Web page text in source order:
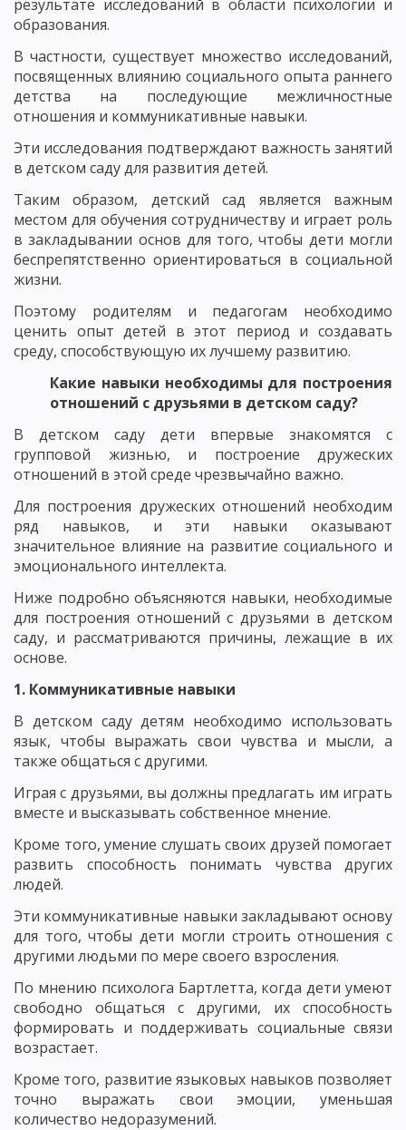
результате исследований в области психологии и
образования.
В частности, существует множество исследований,
посвященных влиянию социального опыта раннего
детства на последующие межличностные
отношения и коммуникативные навыки.
Эти исследования подтверждают важность занятий
в детском саду для развития детей.
Таким образом, детский сад является важным
местом для обучения сотрудничеству и играет роль
в закладывании основ для того, чтобы дети могли
беспрепятственно ориентироваться в социальной
жизни.
Поэтому родителям и педагогам необходимо
ценить опыт детей в этот период и создавать
среду, способствующую их лучшему развитию.
Какие навыки необходимы для построения
отношений с друзьями в детском саду?
В детском саду дети впервые знакомятся с
групповой жизнью, и построение дружеских
отношений в этой среде чрезвычайно важно.
Для построения дружеских отношений необходим
ряд навыков, и эти навыки оказывают
значительное влияние на развитие социального и
эмоционального интеллекта.
Ниже подробно объясняются навыки, необходимые
для построения отношений с друзьями в детском
саду, и рассматриваются причины, лежащие в их
основе.
1. Коммуникативные навыки
В детском саду детям необходимо использовать
язык, чтобы выражать свои чувства и мысли, а
также общаться с другими.
Играя с друзьями, вы должны предлагать им играть
вместе и высказывать собственное мнение.
Кроме того, умение слушать своих друзей помогает
развить способность понимать чувства других
людей.
Эти коммуникативные навыки закладывают основу
для того, чтобы дети могли строить отношения с
другими людьми по мере своего взросления.
По мнению психолога Бартлетта, когда дети умеют
свободно общаться с другими, их способность
формировать и поддерживать социальные связи
возрастает.
Кроме того, развитие языковых навыков позволяет
точно выражать свои эмоции, уменьшая
количество недоразумений.